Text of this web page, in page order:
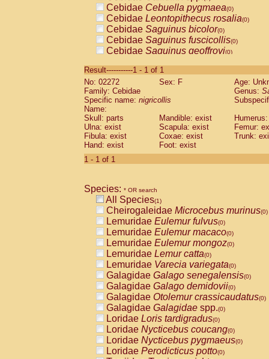
Cebidae Cebuella pygmaea(0)
Cebidae Leontopithecus rosalia(0)
Cebidae Saguinus bicolor(0)
Cebidae Saguinus fuscicollis(0)
Cebidae Saguinus geoffroyi(0)
CebidaeSaguinus labiatus(0)
Cebidae Saguinus leucopus (0)
Cebidae
CebidaeSaguinus mystax
Cebidae Saguinus nigricollis (1)
Cebidae Saguinus oedipus
Cebidae Saguinus weddelli
Cebidae Saguinusspp.
Cebidae
CebidaeCebus capucinus
CebidaeCebus nigrivittatus
CebidaeCebus spp.(0)
CebidaeSaimiri boliviensis(0)
CebidaeSaimiri sciureus(0)
AtelidaeAlouatta caraya(0)
AtelidaeAlouatta fusca(0)
AtelidaeAlouatta seniculus(0)
AtelidaeAlouattaspp.(0)
AtelidaeAteles belzebuth(0)
AtelidaeAteles geoffroyi(0)
AtelidaeAteles paniscus(0)
AtelidaeAtelesspp.(0)
AtelidaeLagothrix lagothricha(0)
AtelidaeLagothrix lagothricha cana
PitheciidaeCacajao calvus
Result-----------1 - 1 of 1
No: 02272
Sex: F
Age:
Family: Cebidae
Genus:
Specific name: nigricollis
Name:
Skull: parts
Mandible: exist
Ulna: exist
Scapula: exist
Femur:
Fibula: exist
Coxae: exist
Trunk:
Hand: exist
Foot: exist
1 - 1 of 1
Species: * OR search
All Species(1)
Cheirogaleidae Microcebus murinus(0)
Lemuridae Eulemur fulvus(0)
Lemuridae Eulemur macaco(0)
Lemuridae Eulemur mongoz(0)
Lemuridae Lemur catta(0)
Lemuridae Varecia variegata(0)
Galagidae Galago senegalensis(0)
Galagidae Galago demidovii(0)
Galagidae Otolemur crassicaudatus(0)
Galagidae Galagidae spp.(0)
Loridae Loris tardigradus(0)
Loridae Nycticebus coucang(0)
Loridae Nycticebus pygmaeus(0)
Loridae Perodicticus potto(0)